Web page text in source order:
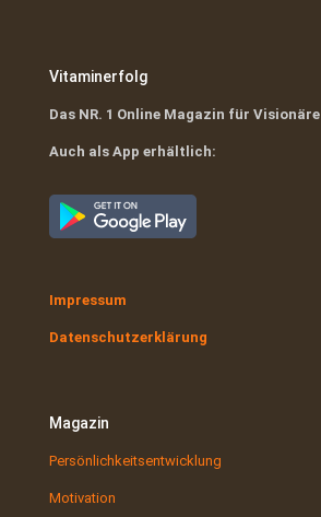
Vitaminerfolg
Das NR. 1 Online Magazin für Visionäre
Auch als App erhältlich:
Impressum
Datenschutzerklärung
Magazin
Persönlichkeitsentwicklung
Motivation